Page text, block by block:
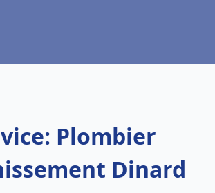
Plombier
Dinard